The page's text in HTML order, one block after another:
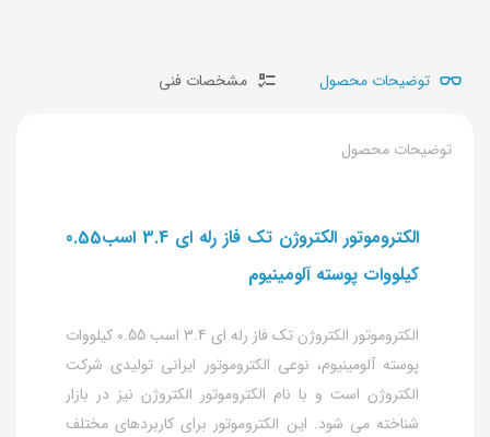
توضیحات محصول مشخصات فنی
توضیحات محصول
الکتروموتور الکتروژن تک فاز رله ای 3.4 اسب0.55
کیلووات پوسته آلومینیوم
الکتروموتور الکتروژن تک فاز رله ای 3.4 اسب 0.55 کیلووات
پوسته آلومینیوم، نوعی الکتروموتور ایرانی تولیدی شرکت
الکتروژن است و با نام الکتروموتور الکتروژن نیز در بازار
شناخته می شود. این الکتروموتور برای کاربردهای مختلف